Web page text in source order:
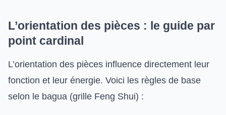
L’orientation des pièces : le guide par
point cardinal
L’orientation des pièces influence directement leur
fonction et leur énergie. Voici les règles de base
selon le bagua (grille Feng Shui) :